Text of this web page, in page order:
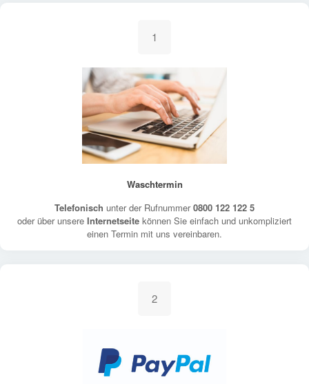
1
Waschtermin
Telefonisch unter der Rufnummer0800 122 122 5
oder über unsere Internetseite können Sie einfach und unkompliziert
einen Termin mit uns vereinbaren.
2